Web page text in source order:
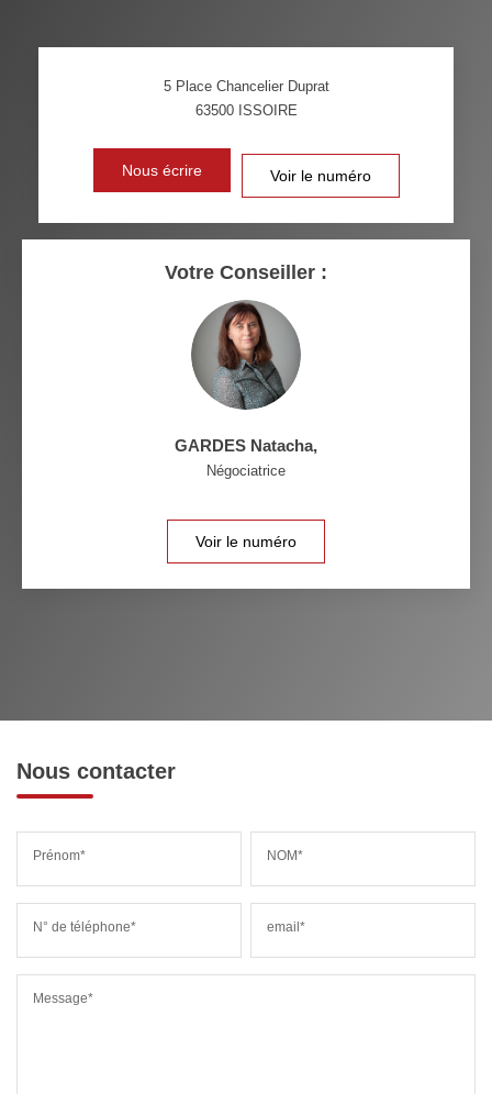
PART DES MÉNAGES SANS
VOITURE
DISTANCE DE L'AÉROPORT :
RESTAURANTS ET CAFÉS COMMERCES
5 Place Chancelier Duprat
63500 ISSOIRE
Nous écrire Voir le numéro
Votre Conseiller :
GARDES Natacha,
Négociatrice
Voir le numéro
Nous contacter
Prénom* NOM*
N° de téléphone* email*
Message*